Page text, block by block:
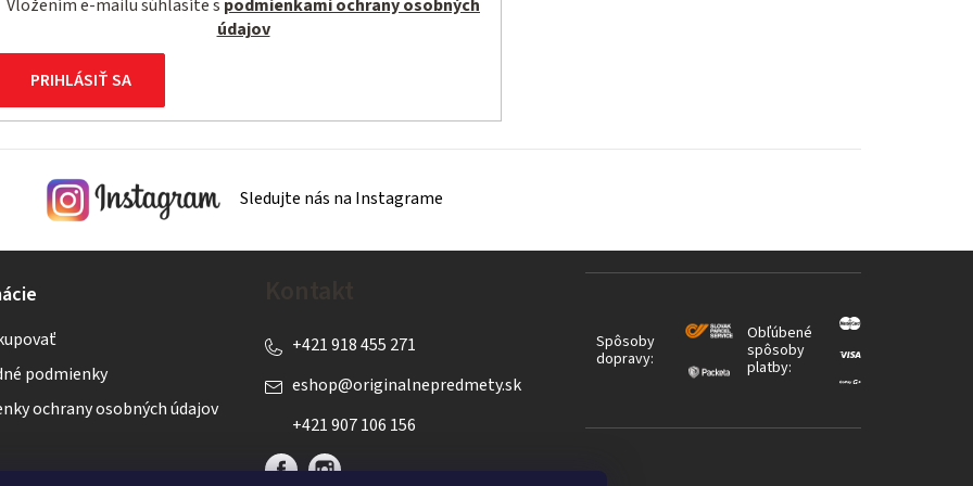
Vložením e-mailu súhlasíte s podmienkami ochrany osobných
údajov
PRIHLÁSIŤ SA
Sledujte nás na Instagrame
podmienky
ochrany osobných údajov
eshop@originalnepredmety.sk
+421 918 455 271
+421 907 106 156
Spôsoby
dopravy:
Obľúbené
spôsoby
platby: